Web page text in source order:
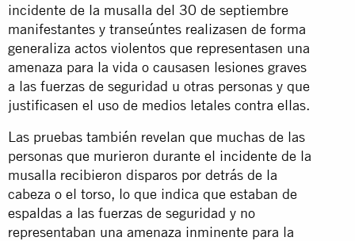
incidente de la musalla del 30 de septiembre
manifestantes y transeúntes realizasen de forma
generaliza actos violentos que representasen una
amenaza para la vida o causasen lesiones graves
a las fuerzas de seguridad u otras personas y que
justificasen el uso de medios letales contra ellas.
Las pruebas también revelan que muchas de las
personas que murieron durante el incidente de la
musalla recibieron disparos por detrás de la
cabeza o el torso, lo que indica que estaban de
espaldas a las fuerzas de seguridad y no
representaban una amenaza inminente para la